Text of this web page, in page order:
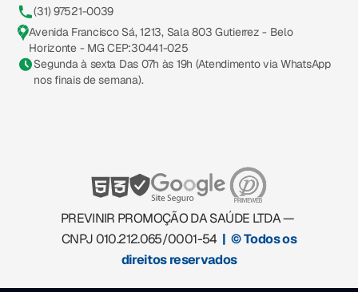
(31) 97521-0039
Avenida Francisco Sá, 1213, Sala 803 Gutierrez - Belo
Horizonte - MG CEP:30441-025
Segunda à sexta Das 07h às 19h (Atendimento via WhatsApp
nos finais de semana).
PREVINIR PROMOÇÃO DA SAÚDE LTDA —
CNPJ 010.212.065/0001-54 | © Todos os
direitos reservados